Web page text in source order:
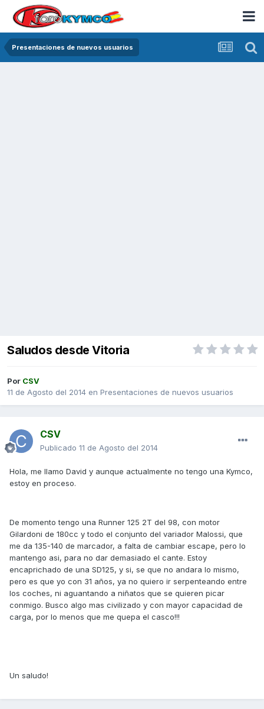
Presentaciones de nuevos usuarios
Saludos desde Vitoria
Por CSV
11 de Agosto del 2014 en Presentaciones de nuevos usuarios
CSV
Publicado 11 de Agosto del 2014
Hola, me llamo David y aunque actualmente no tengo una Kymco,
estoy en proceso.
De momento tengo una Runner 125 2T del 98, con motor
Gilardoni de 180cc y todo el conjunto del variador Malossi, que
me da 135-140 de marcador, a falta de cambiar escape, pero lo
mantengo asi, para no dar demasiado el cante. Estoy
encaprichado de una SD125, y si, se que no andara lo mismo,
pero es que yo con 31 años, ya no quiero ir serpenteando entre
los coches, ni aguantando a niñatos que se quieren picar
conmigo. Busco algo mas civilizado y con mayor capacidad de
carga, por lo menos que me quepa el casco!!!
Un saludo!